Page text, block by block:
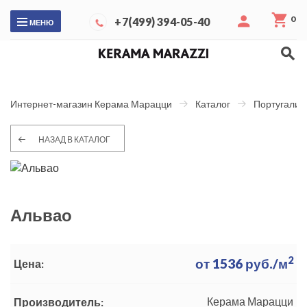
МЕНЮ +7(499) 394-05-40 0
Интернет-магазин Керама Марацци Каталог Португалия
НАЗАД В КАТАЛОГ
Альвао
Цена: от 1536 руб./м2
Производитель: Керама Марацци